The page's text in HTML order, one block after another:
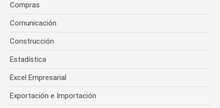
Compras
Comunicación
Construcción
Estadística
Excel Empresarial
Exportación e Importación